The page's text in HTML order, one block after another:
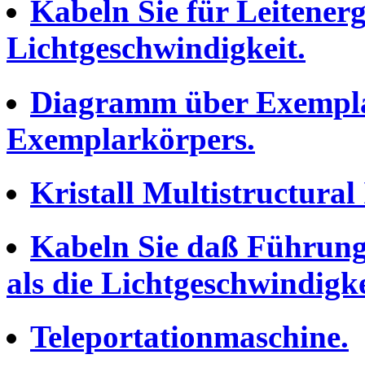
Kabeln Sie für
Lichtgeschwindigkeit.
Diagramm über
Exemplarkörpers.
Kristall Multistructural
Kabeln Sie daß
als die
Teleportationmaschine.